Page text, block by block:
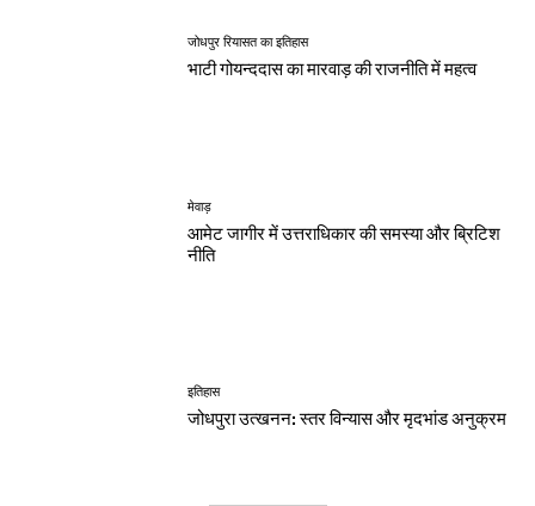
जोधपुर रियासत का इतिहास
भाटी गोयन्ददास का मारवाड़ की राजनीति में महत्व
मेवाड़
आमेट जागीर में उत्तराधिकार की समस्या और ब्रिटिश
नीति
इतिहास
जोधपुरा उत्खनन: स्तर विन्यास और मृदभांड अनुक्रम